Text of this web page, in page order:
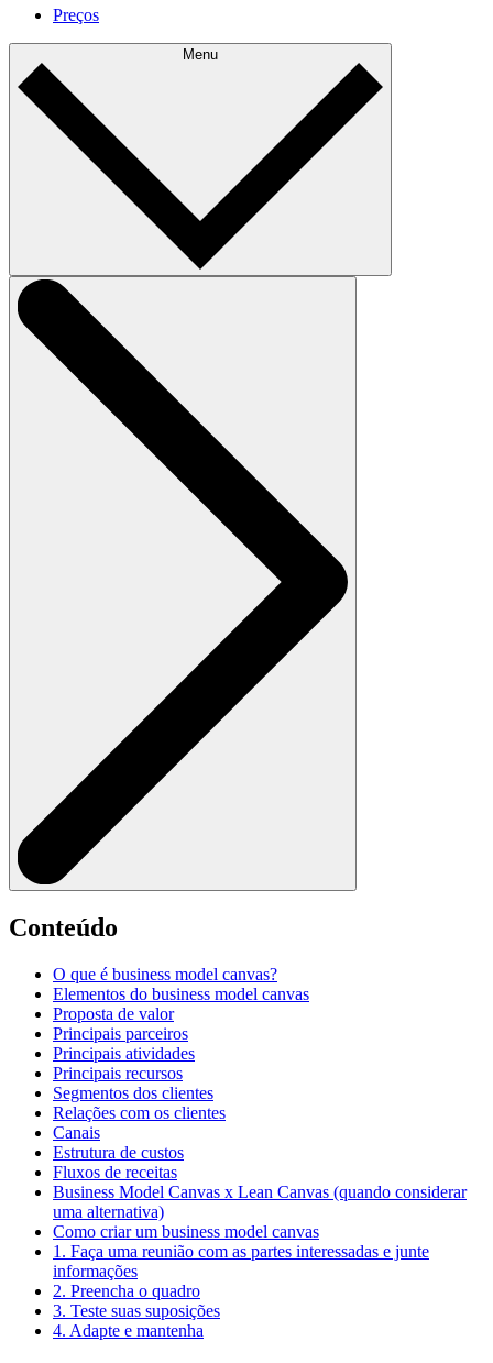
Preços
Menu
Conteúdo
O que é business model canvas?
Elementos do business model canvas
Proposta de valor
Principais parceiros
Principais atividades
Principais recursos
Segmentos dos clientes
Relações com os clientes
Canais
Estrutura de custos
Fluxos de receitas
Business Model Canvas x Lean Canvas (quando considerar
uma alternativa)
Como criar um business model canvas
1. Faça uma reunião com as partes interessadas e junte
informações
2. Preencha o quadro
3. Teste suas suposições
4. Adapte e mantenha